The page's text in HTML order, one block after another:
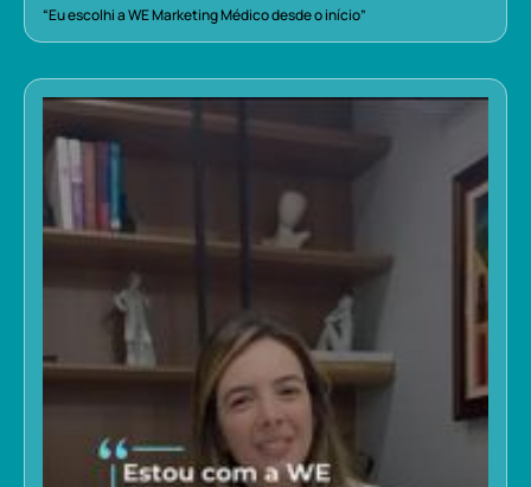
“Eu escolhi a WE Marketing Médico desde o início”